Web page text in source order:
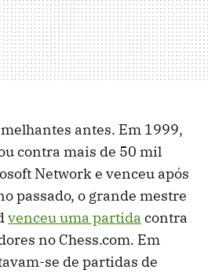
antes. Em 1999,
contra mais de 50 mil
Network e venceu após
passado, o grande mestre
venceu uma partida contra
no Chess.com. Em
se de partidas de